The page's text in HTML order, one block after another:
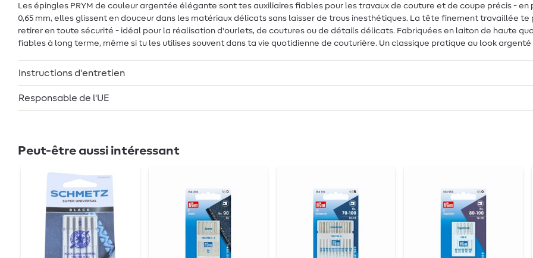
Les épingles PRYM de couleur argentée élégante sont tes auxiliaires fiables pour les travaux de couture et de coupe précis -
0,65 mm, elles glissent en douceur dans les matériaux délicats sans laisser de trous inesthétiques. La tête finement travaillée
retirer en toute sécurité - idéal pour la réalisation d'ourlets, de coutures ou de détails délicats. Fabriquées en laiton de haute
fiables à long terme, même si tu les utilises souvent dans ta vie quotidienne de couturière. Un classique pratique au look
Instructions d'entretien
Responsable de l'UE
Peut-être aussi intéressant